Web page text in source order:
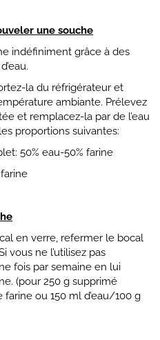
une souche
indéfiniment grâce à des
la du réfrigérateur et
ambiante. Prélevez
et remplacez-la par de l’eau
proportions suivantes:
50% eau-50% farine
en verre, refermer le bocal
vous ne l’utilisez pas
fois par semaine en lui
(pour 250 g supprimé
farine ou 150 ml d’eau/100 g